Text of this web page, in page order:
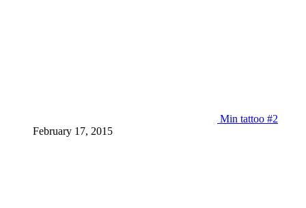
Min tattoo #2
February 17, 2015